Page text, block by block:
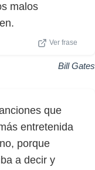
malos
Ver frase
Bill Gates
que
entretenida
porque
a decir y